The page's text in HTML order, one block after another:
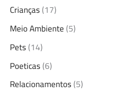
Crianças(17)
Meio Ambiente(5)
Pets(14)
Poeticas(6)
Relacionamentos(5)